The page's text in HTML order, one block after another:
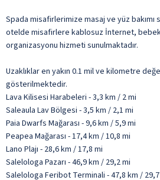
Spada misafirlerimize masaj ve yüz bakımı
otelde misafirlere kablosuz İnternet, bebek
organizasyonu hizmeti sunulmaktadır.
Uzaklıklar en yakın 0.1 mil ve kilometre
gösterilmektedir.
Lava Kilisesi Harabeleri - 3,3 km / 2 mi
Saleaula Lav Bölgesi - 3,5 km / 2,1 mi
Paia Dwarfs Mağarası - 9,6 km / 5,9 mi
Peapea Mağarası - 17,4 km / 10,8 mi
Lano Plajı - 28,6 km / 17,8 mi
Salelologa Pazarı - 46,9 km / 29,2 mi
Salelologa Feribot Terminali - 47,8 km /